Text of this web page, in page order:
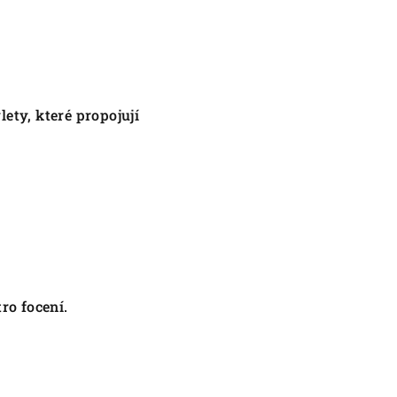
které propojují
focení.